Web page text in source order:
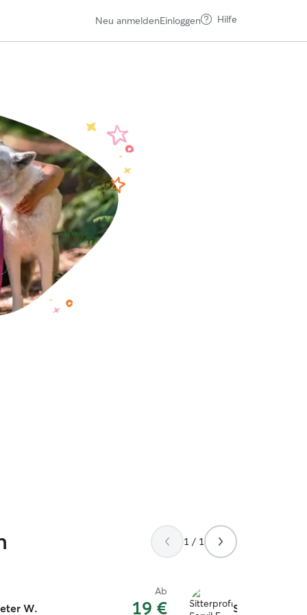
Neu anmeldenEinloggen Hilfe
1 / 1
W.
Ab
19 € Servil E.